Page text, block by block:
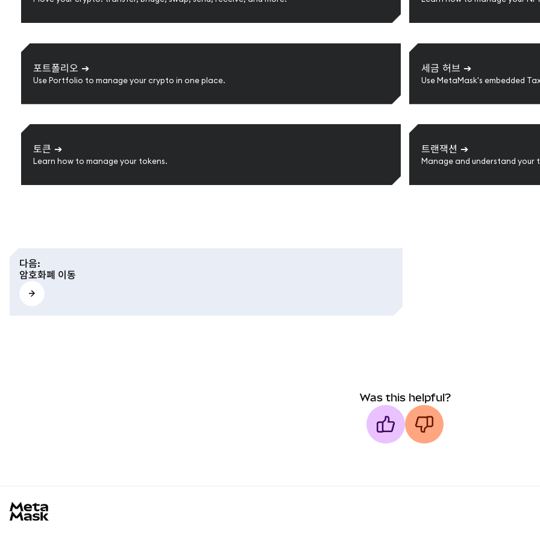
포트폴리오 ➔
Use Portfolio to manage your crypto in one place.
세금 허브 ➔
Use MetaMask's embedded
토큰 ➔
Learn how to manage your tokens.
트랜잭션 ➔
Manage and understand your
다음:
암호화폐 이동
Was this helpful?